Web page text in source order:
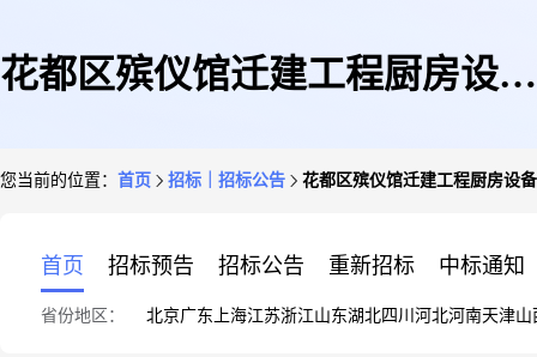
花都区殡仪馆迁建工程厨房设备
您当前的位置： 首页 招标｜招标公告 花都区殡仪馆迁建工程厨房设
首页 招标预告 招标公告 重新招标 中标通知
省份地区： 北京广东 上海江苏浙江山东湖北四川 河北河南天津山